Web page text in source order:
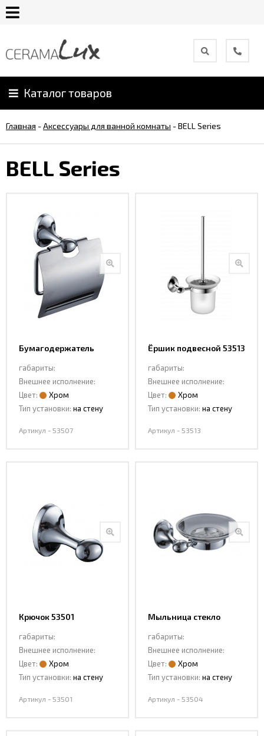
О
продукцией
Онлайн
каталог
Интерьерные
Каталог товаров
Главная -Аксессуары для ванной комнаты -BELL Series
BELL Series
Бумагодержатель
габариты:
Внешнее исполнение:
Цвет:
Хром
Тип установки: на стену
Артикул - 53507
Ёршик подвесной 53513
габариты:
Внешнее исполнение:
Цвет:
Хром
Тип установки: на стену
Артикул - 53513
Крючок 53501
габариты:
Внешнее исполнение:
Цвет:
Хром
Тип установки: на стену
Артикул - 53501
Мыльница стекло
габариты:
Внешнее исполнение:
Цвет:
Хром
Тип установки: на стену
Артикул - 53504